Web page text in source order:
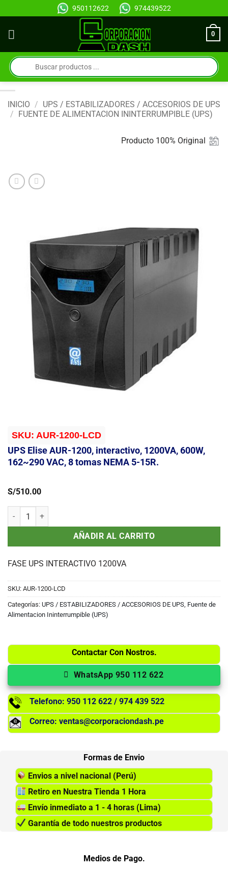
al
contenido
950112622 974439522
0
Búsqueda
de
productos
INICIO / UPS / ESTABILIZADORES / ACCESORIOS DE UPS
/ FUENTE DE ALIMENTACION ININTERRUMPIBLE (UPS)
Producto 100% Original
SKU: AUR-1200-LCD
UPS Elise AUR-1200, interactivo, 1200VA, 600W,
162~290 VAC, 8 tomas NEMA 5-15R.
S/510.00
UPS Elise AUR-1200, interactivo, 1200VA, 600W, 162~290 VAC, 8
AÑADIR AL CARRITO
FASE UPS INTERACTIVO 1200VA
SKU: AUR-1200-LCD
Categorías: UPS / ESTABILIZADORES / ACCESORIOS DE UPS, Fuente de
Alimentacion Ininterrumpible (UPS)
Contactar Con Nostros.
WhatsApp 950 112 622
Telefono: 950 112 622 / 974 439 522
Correo: ventas@corporaciondash.pe
Formas de Envio
Envios a nivel nacional (Perú)
Retiro en Nuestra Tienda 1 Hora
Envío inmediato a 1 - 4 horas (Lima)
Garantía de todo nuestros productos
Medios de Pago.